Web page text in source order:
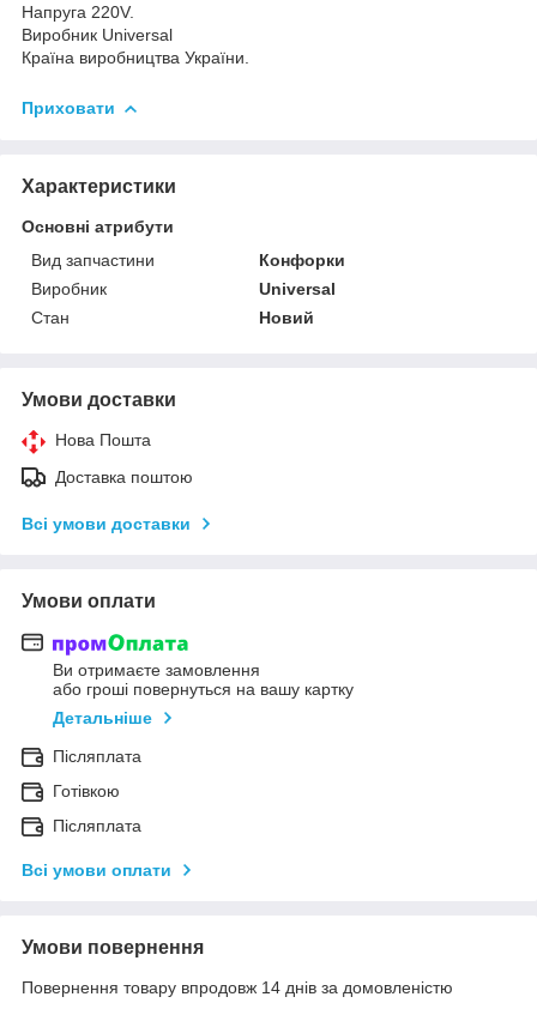
Напруга 220V.
Виробник Universal
Країна виробництва України.
Приховати
Характеристики
Основні атрибути
Вид запчастини
Конфорки
Виробник
Universal
Стан
Новий
Умови доставки
Нова Пошта
Доставка поштою
Всі умови доставки
Умови оплати
Ви отримаєте замовлення
або гроші повернуться на вашу картку
Детальніше
Післяплата
Готівкою
Післяплата
Всі умови оплати
Умови повернення
Повернення товару впродовж 14 днів за домовленістю